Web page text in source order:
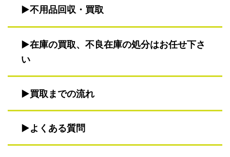
不用品回収・買取
在庫の買取、不良在庫の処分はお任せ下さ
い
買取までの流れ
よくある質問